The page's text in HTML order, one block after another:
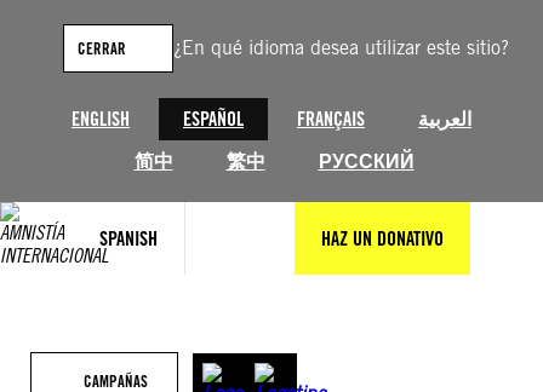
¿En qué idioma desea utilizar este sitio?
ENGLISH ESPAÑOL FRANÇAIS
العربية
简中
繁中 РУССКИЙ
CERRAR
SPANISH HAZ UN DONATIVO
contenido
CAMPAÑAS